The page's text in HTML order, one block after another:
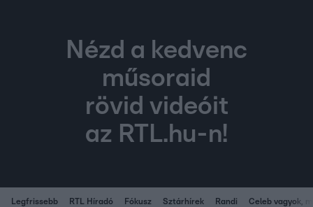
Nézd a kedvenc
műsoraid
rövid videóit
az RTL.hu-n!
Legfrissebb RTL Híradó Fókusz Sztárhírek Randi Celeb vagyok,